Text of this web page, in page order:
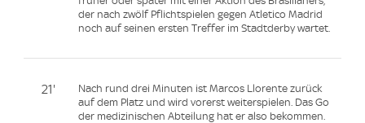
der nach zwölf Pflichtspielen gegen Atletico Madrid
noch auf seinen ersten Treffer im Stadtderby wartet.
21'
Nach rund drei Minuten ist Marcos Llorente zurück
auf dem Platz und wird vorerst weiterspielen. Das Go
der medizinischen Abteilung hat er also bekommen.